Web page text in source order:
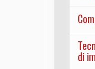
di